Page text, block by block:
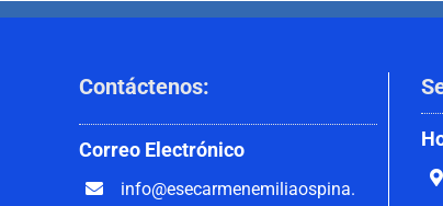
Contáctenos:
Correo Electrónico
info@esecarmenemiliaospina.